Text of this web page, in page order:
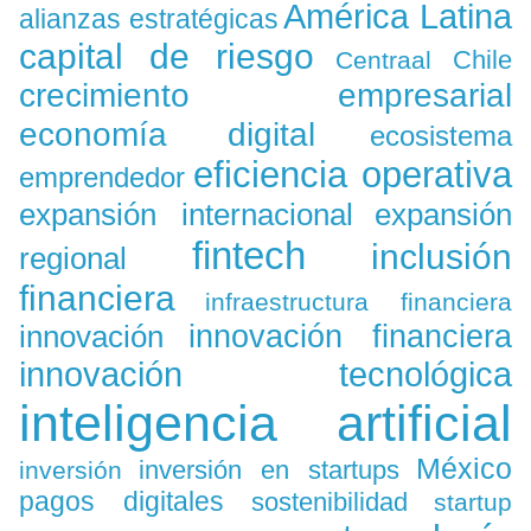
alianzas estratégicas América Latina
capital de riesgo Centraal Chile
crecimiento empresarial
economía digital
ecosistema
emprendedor eficiencia operativa
expansión internacional
expansión
regional
fintech
inclusión
financiera
infraestructura financiera
innovación innovación financiera
innovación tecnológica
inteligencia artificial
inversión inversión en startups México
pagos digitales sostenibilidad
startup